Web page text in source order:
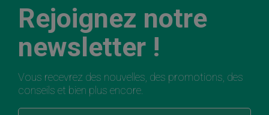
Rejoignez notre
newsletter !
Vous recevrez des nouvelles, des promotions, des
conseils et bien plus encore.